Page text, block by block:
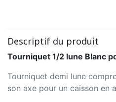
Descriptif du produit
Tourniquet 1/2 lune Blanc
Tourniquet demi lune
son axe pour un caisson en